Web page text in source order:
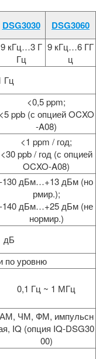
DSG3030 DSG3060
9 кГц…3 Г
Гц
9 кГц…6 ГГ
ц
Гц
<0,5 ppm;
<5 ppb (с опцией OCXO
-A08)
<1 ppm / год;
<30 ppb / год (с опцией
OCXO-A08)
-130 дБм…+13 дБм (но
рмир.);
-140 дБм…+25 дБм (не
нормир.)
дБ
по уровню
0,1 Гц ~ 1 МГц
АМ, ЧМ, ФМ, импульсн
IQ (опция IQ-DSG30
00)